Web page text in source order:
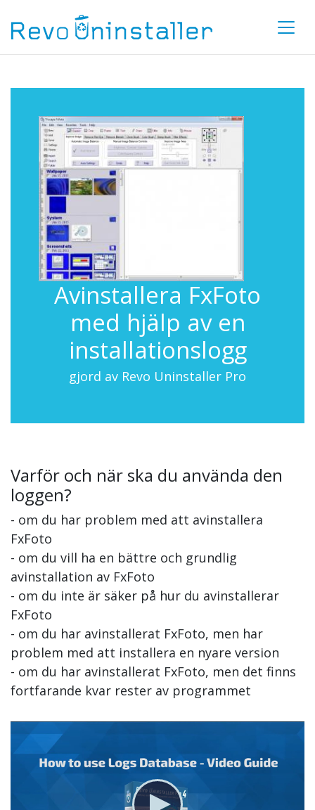
Avinstallera FxFoto
med hjälp av en
installationslogg
gjord av Revo Uninstaller Pro
Varför och när ska du använda den
loggen?
- om du har problem med att avinstallera
FxFoto
- om du vill ha en bättre och grundlig
avinstallation av FxFoto
- om du inte är säker på hur du avinstallerar
FxFoto
- om du har avinstallerat FxFoto, men har
problem med att installera en nyare version
- om du har avinstallerat FxFoto, men det finns
fortfarande kvar rester av programmet